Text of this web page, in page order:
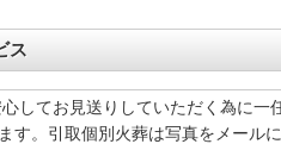
ス
してお見送りしていただく為に一
す。引取個別火葬は写真をメール